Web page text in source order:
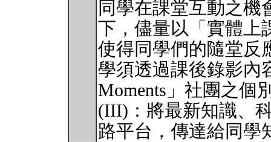
同學在課堂互動之機
下，儘量以「實體上
使得同學們的隨堂反
學須透過課後錄影內
Moments」社團之個
(III)：將最新知識、
路平台，傳達給同